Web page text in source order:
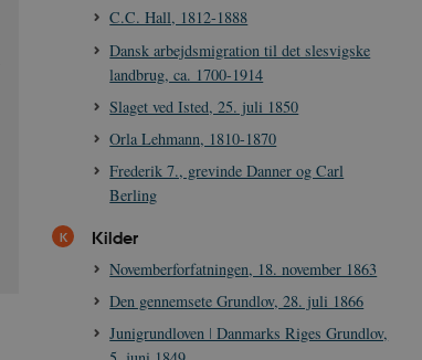
C.C. Hall, 1812-1888
Dansk arbejdsmigration til det slesvigske
landbrug, ca. 1700-1914
Slaget ved Isted, 25. juli 1850
Orla Lehmann, 1810-1870
Frederik 7., grevinde Danner og Carl
Berling
Kilder
Novemberforfatningen, 18. november 1863
Den gennemsete Grundlov, 28. juli 1866
Junigrundloven ǀ Danmarks Riges Grundlov,